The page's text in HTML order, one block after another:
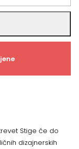
Stige če do
dizajnerskih